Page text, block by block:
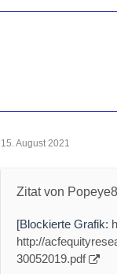
15. August 2021
Zitat von
[Blockierte Grafik:
http://
30052019.pdf